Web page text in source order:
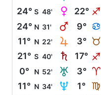
24° S 48' P 22° I
24° N 31' Q 9° D
11° N 22' R 3° B
21° S 40' S 17° I
0° N 52' T 3° A
11° N 34' U 1° F